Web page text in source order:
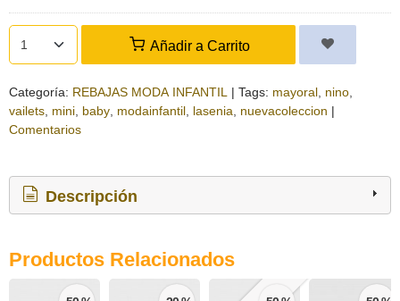
Añadir a Carrito
Categoría: REBAJAS MODA INFANTIL | Tags: mayoral nino
vailets mini baby modainfantil lasenia nuevacoleccion |
Comentarios
Descripción
Productos Relacionados